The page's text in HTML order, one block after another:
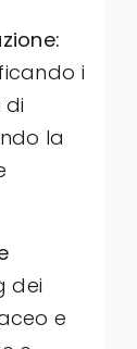
i
di
la
dei
e